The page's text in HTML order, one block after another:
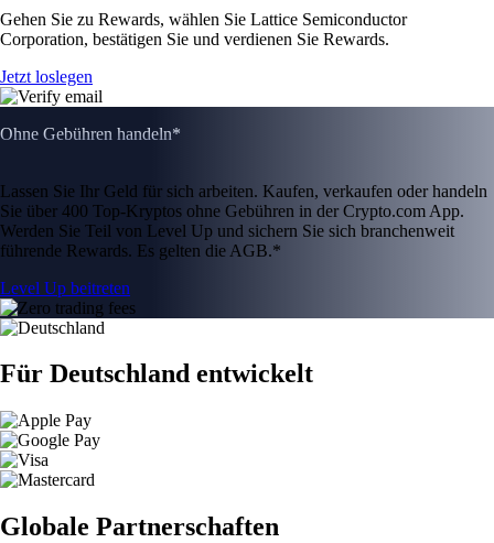
Gehen Sie zu Rewards, wählen Sie Lattice Semiconductor
Corporation, bestätigen Sie und verdienen Sie Rewards.
Jetzt loslegen
Ohne Gebühren handeln*
Lassen Sie Ihr Geld für sich arbeiten. Kaufen, verkaufen oder handeln
Sie über 400 Top-Kryptos ohne Gebühren in der Crypto.com App.
Werden Sie Teil von Level Up und sichern Sie sich branchenweit
führende Rewards. Es gelten die AGB.*
Level Up beitreten
Für Deutschland entwickelt
Globale Partnerschaften